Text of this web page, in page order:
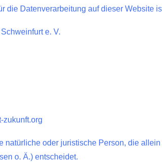
die Datenverarbeitung auf dieser Website
e. V.
zukunft.org
natürliche oder juristische Person, die
o. Ä.) entscheidet.